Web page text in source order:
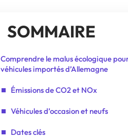
SOMMAIRE
Comprendre le malus écologique
véhicules importés d’Allemagne
Émissions de CO2 et NOx
Véhicules d’occasion et neufs
Dates clés